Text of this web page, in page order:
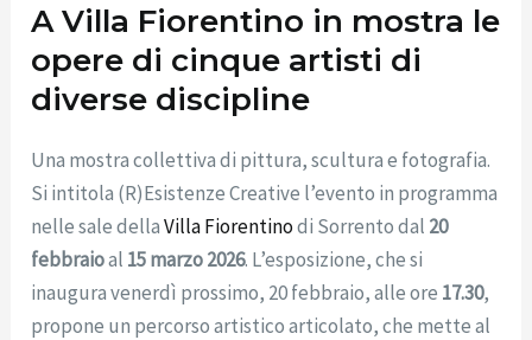
A Villa Fiorentino in mostra le
opere di cinque artisti di
diverse discipline
Una mostra collettiva di pittura, scultura e fotografia.
Si intitola (R)Esistenze Creative l’evento in programma
nelle sale dellaVilla Fiorentinodi Sorrento dal 20
febbraioal 15 marzo 2026. L’esposizione, che si
inaugura venerdì prossimo, 20 febbraio, alle ore 17.30,
propone un percorso artistico articolato, che mette al